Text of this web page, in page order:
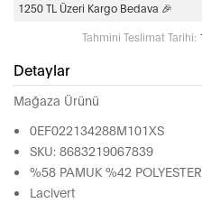
1250 TL Üzeri Kargo Bedava 🎉
Tahmini Teslimat Tarihi:
Detaylar
Mağaza Ürünü
0EF022134288M101XS
SKU: 8683219067839
%58 PAMUK %42 POLYESTER
Lacivert